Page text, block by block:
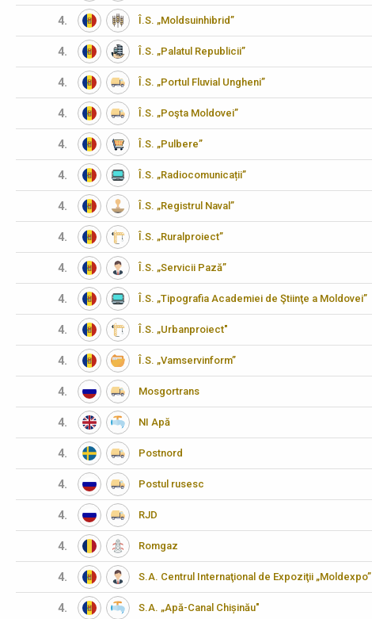
4. Î.S. „Moldsuinhibrid”
4. Î.S. „Palatul Republicii”
4. Î.S. „Portul Fluvial Ungheni”
4. Î.S. „Poşta Moldovei”
4. Î.S. „Pulbere”
4. Î.S. „Radiocomunicații”
4. Î.S. „Registrul Naval”
4. Î.S. „Ruralproiect”
4. Î.S. „Servicii Pază”
4. Î.S. „Tipografia Academiei de Ştiinţe a Moldovei”
4. Î.S. „Urbanproiect"
4. Î.S. „Vamservinform”
4. Mosgortrans
4. NI Apă
4. Postnord
4. Postul rusesc
4. RJD
4. Romgaz
4. S.A. Centrul Internaţional de Expoziţii „Moldexpo”
4. S.A. „Apă-Canal Chișinău"